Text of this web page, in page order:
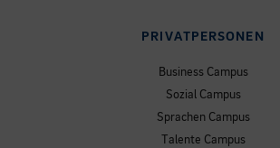
PRIVATPERSONEN
Business Campus
Sozial Campus
Sprachen Campus
Talente Campus